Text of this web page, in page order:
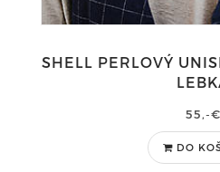
SHELL PERLOVÝ
55,-€
DO